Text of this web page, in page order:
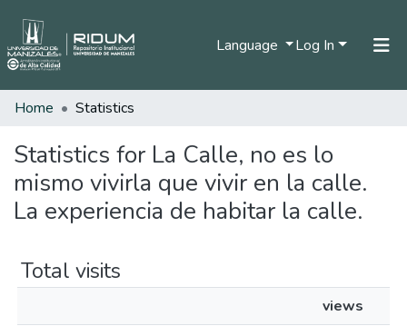
Language Log In
Communities & Collections
All of DSpace
Home Statistics
Statistics for La Calle, no es lo
mismo vivirla que vivir en la calle.
La experiencia de habitar la calle.
Total visits
views